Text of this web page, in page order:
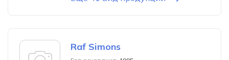
Raf Simons